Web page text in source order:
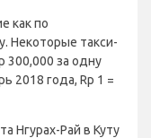
как по
Некоторые такси-
300,000 за одну
2018 года, Rp 1 =
Нгурах-Рай в Куту